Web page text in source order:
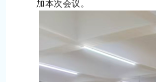
加本次会议。